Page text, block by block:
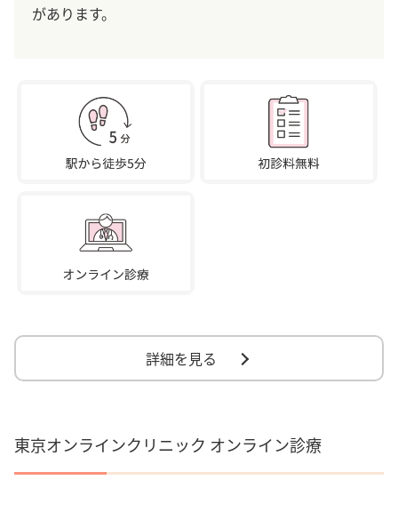
があります。
詳細を見る
東京オンラインクリニック オンライン診療